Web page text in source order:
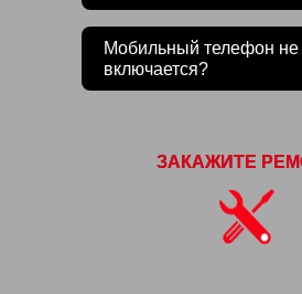
Мобильный телефон не
включается?
ЗАКАЖИТЕ